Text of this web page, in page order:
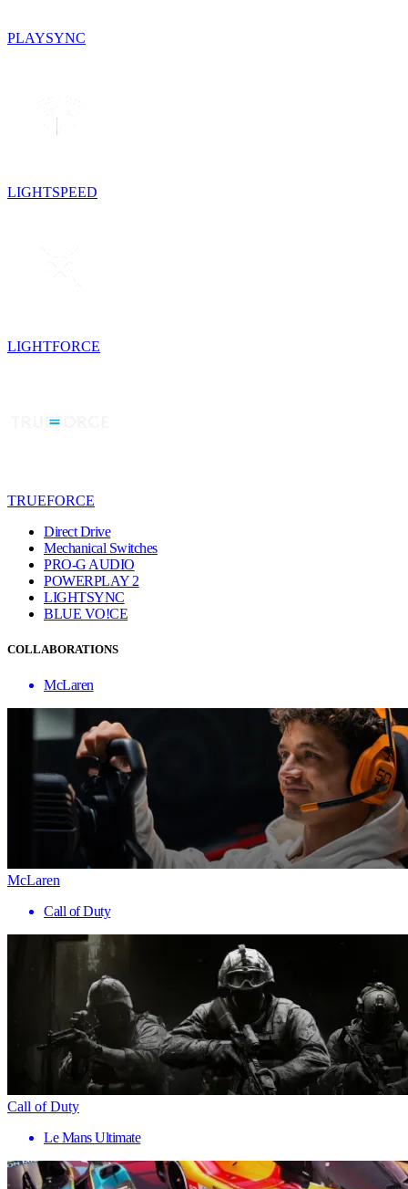
PLAYSYNC
LIGHTSPEED
LIGHTFORCE
TRUEFORCE
Direct Drive
Mechanical Switches
PRO-G AUDIO
POWERPLAY 2
LIGHTSYNC
BLUE VO!CE
COLLABORATIONS
McLaren
McLaren
Call of Duty
Call of Duty
Le Mans Ultimate